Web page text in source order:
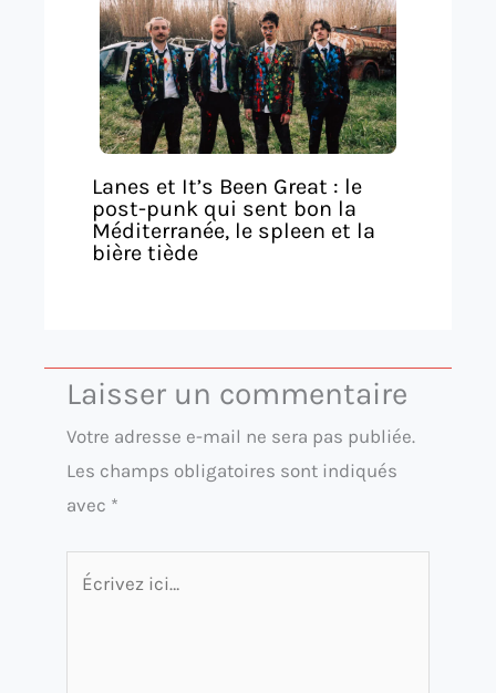
Lanes et It’s Been Great : le
post-punk qui sent bon la
Méditerranée, le spleen et la
bière tiède
Laisser un commentaire
Votre adresse e-mail ne sera pas publiée.
Les champs obligatoires sont indiqués
avec *